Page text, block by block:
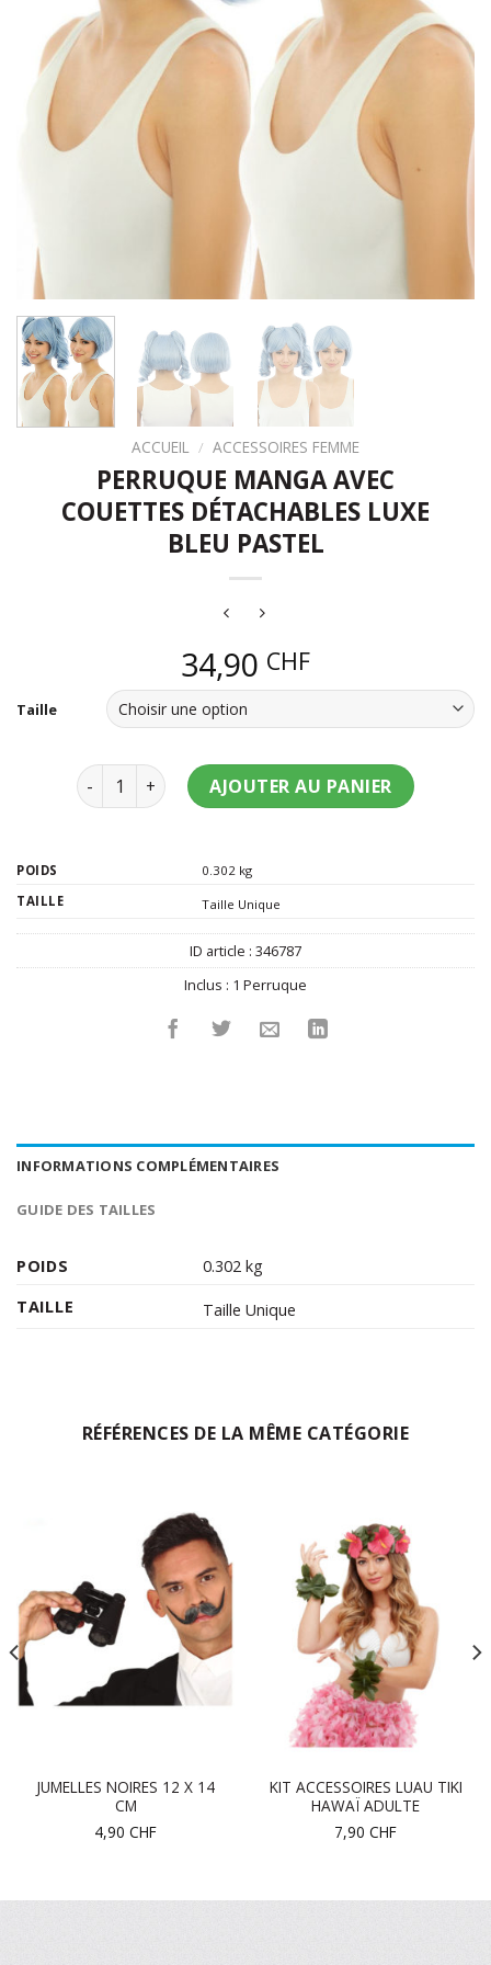
ACCUEIL / ACCESSOIRES FEMME
PERRUQUE MANGA AVEC
COUETTES DÉTACHABLES LUXE
BLEU PASTEL
34,90 CHF
Taille
quantité de Perruque manga avec couettes
AJOUTER AU PANIER
POIDS
0.302 kg
TAILLE
Taille Unique
ID article : 346787
Inclus : 1 Perruque
INFORMATIONS COMPLÉMENTAIRES
GUIDE DES TAILLES
POIDS
0.302 kg
TAILLE
Taille Unique
RÉFÉRENCES DE LA MÊME CATÉGORIE
JUMELLES NOIRES 12 X 14
CM
4,90 CHF
KIT ACCESSOIRES LUAU TIKI
HAWAÏ ADULTE
7,90 CHF